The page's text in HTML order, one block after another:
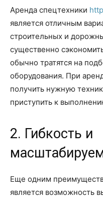
Аренда спецтехники
является отличным
строительных и
существенно
обычно тратятся на
оборудования. При
получить нужную
приступить к
2. Гибкость и
Еще одним
является возможность